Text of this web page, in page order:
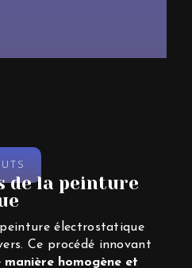
de la peinture
électrostatique
Ce procédé innovant
manière homogène et